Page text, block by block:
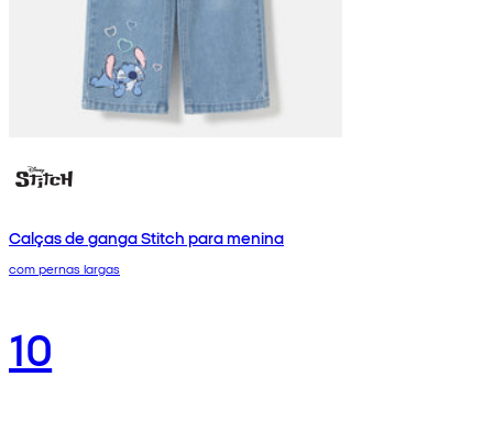
Calças de ganga Stitch para menina
com pernas largas
10